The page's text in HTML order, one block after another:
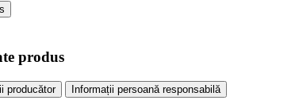
produs
producător
Informații persoană responsabilă